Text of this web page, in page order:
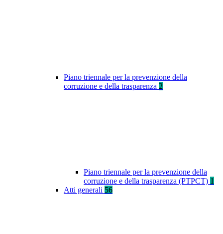
Piano triennale per la prevenzione della
corruzione e della trasparenza 2
Piano triennale per la prevenzione della
corruzione e della trasparenza (PTPCT) 1
Atti generali 56